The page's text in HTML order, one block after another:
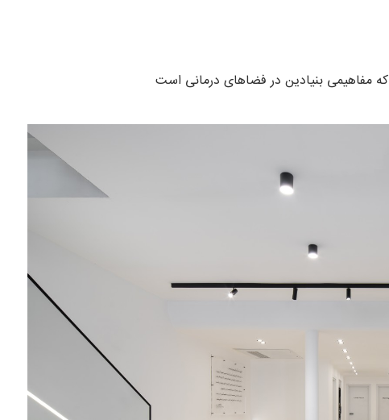
مفاهیمی بنیادین در فضاهای درمانی است